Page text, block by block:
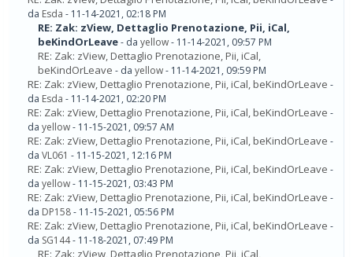
da Esda - 11-14-2021, 02:18 PM
RE: Zak: zView, Dettaglio Prenotazione, Pii, iCal,
beKindOrLeave- da yellow- 11-14-2021, 09:57 PM
RE: Zak: zView, Dettaglio Prenotazione, Pii, iCal,
beKindOrLeave - da yellow- 11-14-2021, 09:59 PM
RE: Zak: zView, Dettaglio Prenotazione, Pii, iCal, beKindOrLeave -
da Esda - 11-14-2021, 02:20 PM
RE: Zak: zView, Dettaglio Prenotazione, Pii, iCal, beKindOrLeave -
da yellow- 11-15-2021, 09:57 AM
RE: Zak: zView, Dettaglio Prenotazione, Pii, iCal, beKindOrLeave -
da VL061 - 11-15-2021, 12:16 PM
RE: Zak: zView, Dettaglio Prenotazione, Pii, iCal, beKindOrLeave -
da yellow- 11-15-2021, 03:43 PM
RE: Zak: zView, Dettaglio Prenotazione, Pii, iCal, beKindOrLeave -
da DP158- 11-15-2021, 05:56 PM
RE: Zak: zView, Dettaglio Prenotazione, Pii, iCal, beKindOrLeave -
da SG144- 11-18-2021, 07:49 PM